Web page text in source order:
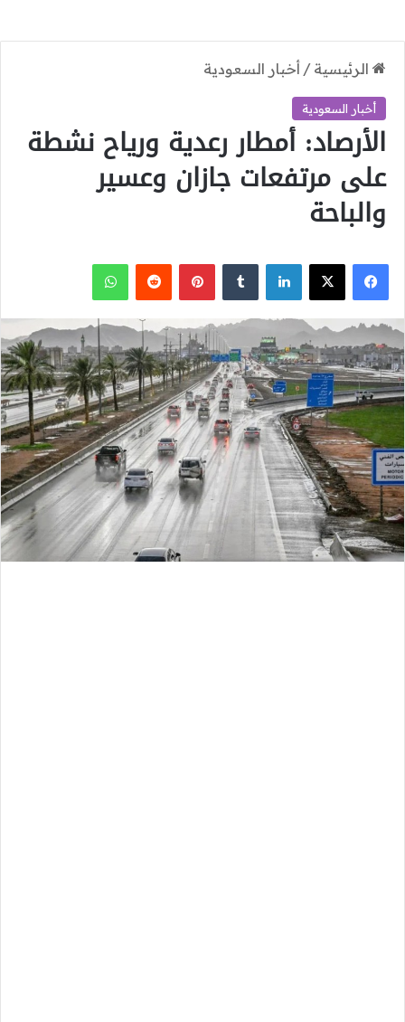
الرئيسية / أخبار السعودية
أخبار السعودية
الأرصاد: أمطار رعدية ورياح نشطة
على مرتفعات جازان وعسير
والباحة
فيسبوك
‫X لينكدإن بينتيريست واتساب